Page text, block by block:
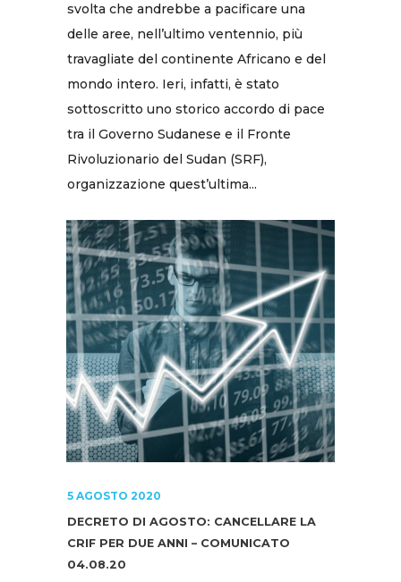
svolta che andrebbe a pacificare una
delle aree, nell’ultimo ventennio, più
travagliate del continente Africano e del
mondo intero. Ieri, infatti, è stato
sottoscritto uno storico accordo di pace
tra il Governo Sudanese e il Fronte
Rivoluzionario del Sudan (SRF),
organizzazione quest’ultima...
5 AGOSTO 2020
DECRETO DI AGOSTO: CANCELLARE LA
CRIF PER DUE ANNI – COMUNICATO
04.08.20